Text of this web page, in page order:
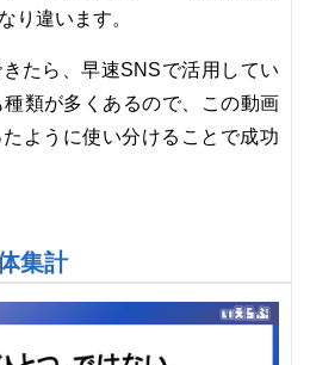
り違います。
たら、早速SNSで活用してい
類が多くあるので、この動画
ように使い分けることで成功
集計